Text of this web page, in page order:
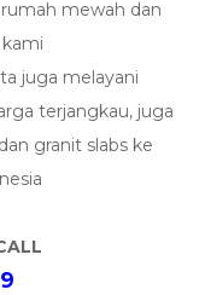
mewah dan
juga melayani
terjangkau, juga
granit slabs ke